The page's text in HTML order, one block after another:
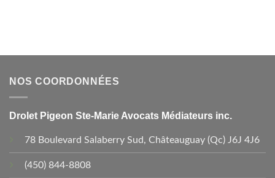
NOS COORDONNÉES
Drolet Pigeon Ste-Marie Avocats Médiateurs inc.
78 Boulevard Salaberry Sud, Châteauguay (Qc) J6J 4J6
(450) 844-8808